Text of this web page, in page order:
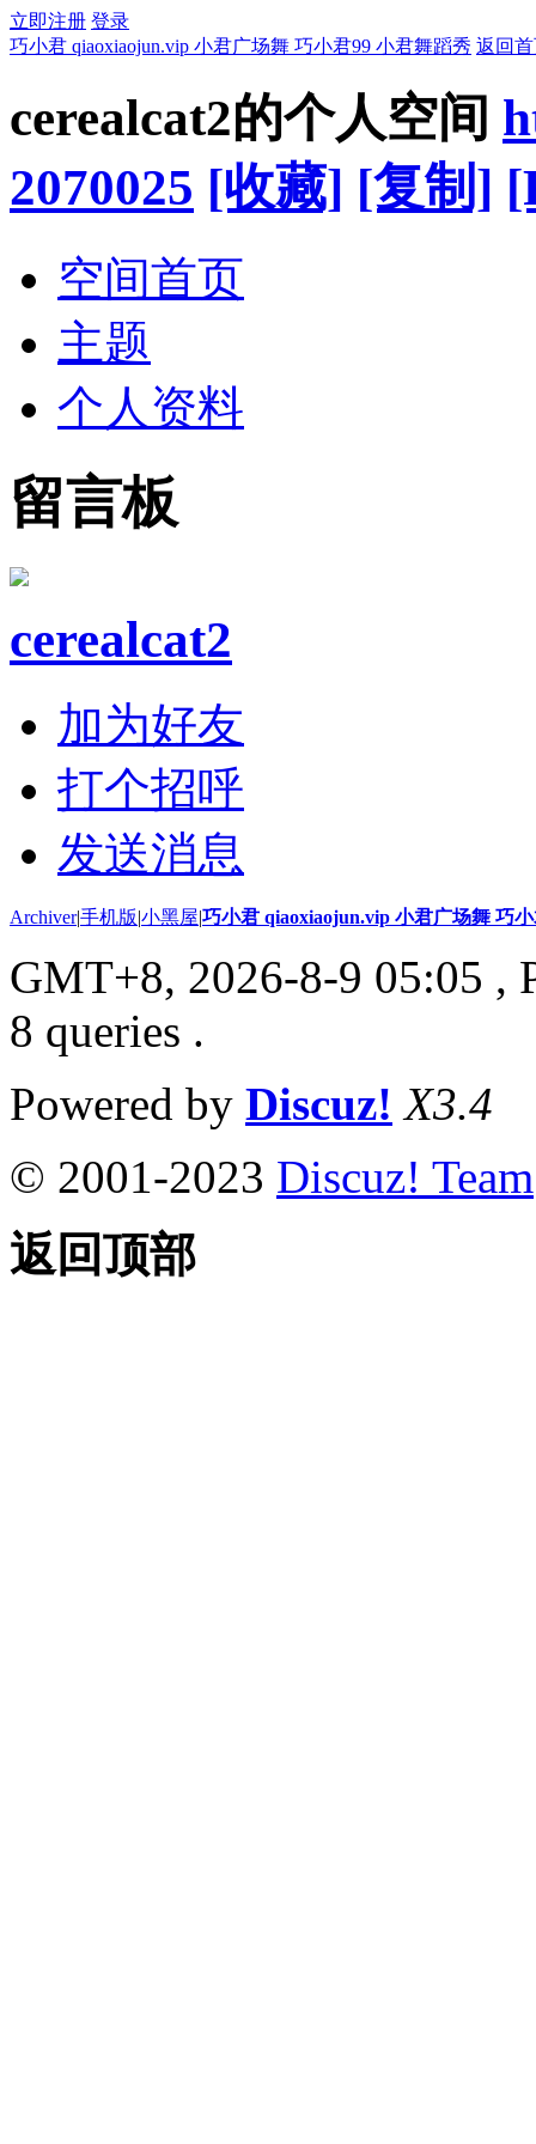
立即注册 登录
巧小君 qiaoxiaojun.vip 小君广场舞 巧小君99 小君舞蹈秀 返回
cerealcat2的个人空间
2070025 [收藏] [复制]
空间首页
主题
个人资料
留言板
cerealcat2
加为好友
打个招呼
发送消息
Archiver|手机版|小黑屋|巧小君 qiaoxiaojun.vip 小君广场舞 巧
GMT+8, 2026-8-9 05:05 ,
8 queries .
Powered by Discuz! X3.4
© 2001-2023 Discuz! Team
返回顶部